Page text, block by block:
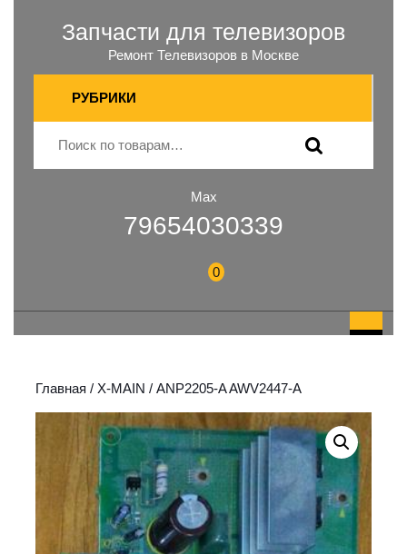
Запчасти для телевизоров
Ремонт Телевизоров в Москве
РУБРИКИ
Max
79654030339
0
Главная / X-MAIN / ANP2205-A AWV2447-A